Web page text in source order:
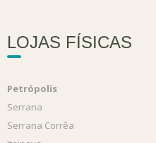
LOJAS FÍSICAS
Petrópolis
Serrana
Serrana Corrêa